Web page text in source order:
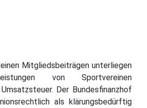
Mitgliedsbeiträgen unterliegen
von Sportvereinen
Der Bundesfinanzhof
als klärungsbedürftig